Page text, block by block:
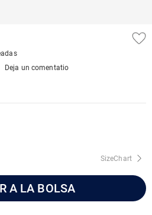
Deja un comentatio
SizeChart
A LA BOLSA